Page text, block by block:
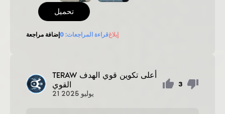
تحميل
إضافة مراجعة قراءة المراجعات: 0 إبلاغ
TERAW أعلى تكوين قوي الهدف
القوي
21 يوليو
3